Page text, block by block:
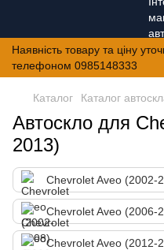
Наявність товару та ціну
телефоном 0985148333
Каталог Каталог
Автоскло для
2013)
Chevrolet Aveo (2002-
Chevrolet Aveo (2006-
Chevrolet Aveo (2012-